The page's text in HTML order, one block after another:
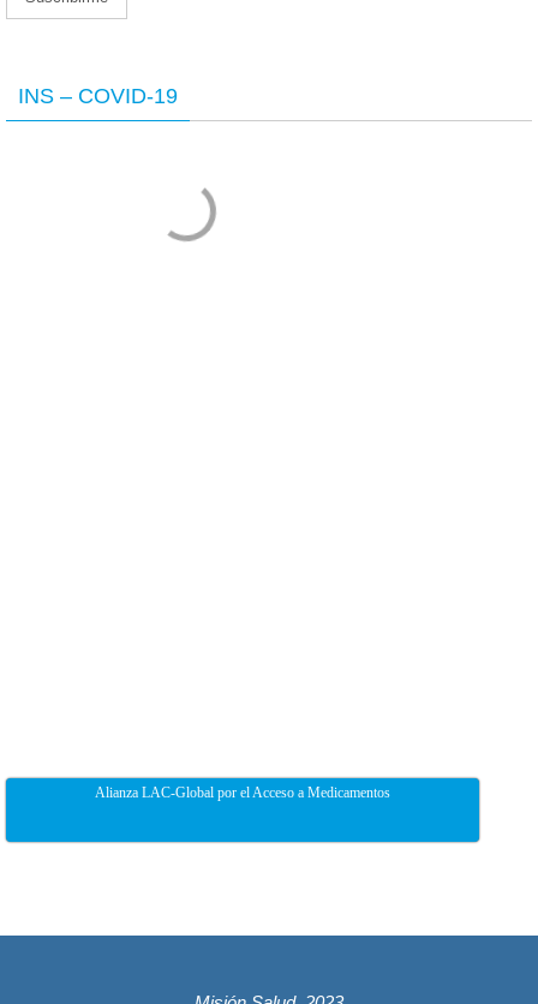
INS – COVID-19
Alianza LAC-Global por el Acceso a Medicamentos